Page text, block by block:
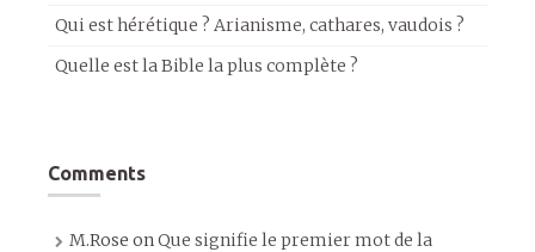
Qui est hérétique ? Arianisme, cathares, vaudois ?
Quelle est la Bible la plus complète ?
Comments
M.Rose onQue signifie le premier mot de la